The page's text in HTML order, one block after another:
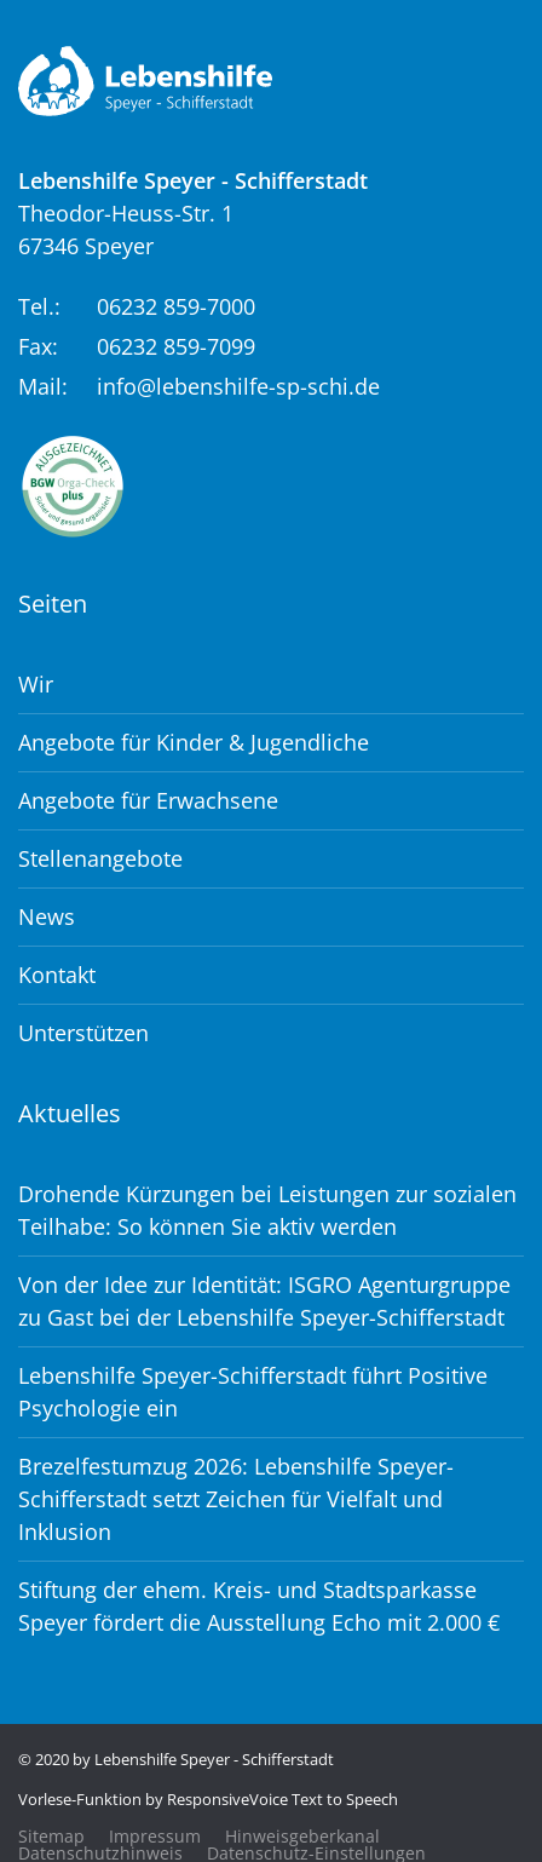
Lebenshilfe Speyer - Schifferstadt
Theodor-Heuss-Str. 1
67346 Speyer
Tel.:
06232 859-7000
Fax:
06232 859-7099
Mail:
info@lebenshilfe-sp-schi.de
Seiten
Wir
Angebote für Kinder & Jugendliche
Angebote für Erwachsene
Stellenangebote
News
Kontakt
Unterstützen
Aktuelles
Drohende Kürzungen bei Leistungen zur sozialen
Teilhabe: So können Sie aktiv werden
Von der Idee zur Identität: ISGRO Agenturgruppe
zu Gast bei der Lebenshilfe Speyer-Schifferstadt
Lebenshilfe Speyer-Schifferstadt führt Positive
Psychologie ein
Brezelfestumzug 2026: Lebenshilfe Speyer-
Schifferstadt setzt Zeichen für Vielfalt und
Inklusion
Stiftung der ehem. Kreis- und Stadtsparkasse
Speyer fördert die Ausstellung Echo mit 2.000 €
© 2020 by Lebenshilfe Speyer - Schifferstadt
Vorlese-Funktion by ResponsiveVoice Text to Speech
Sitemap Impressum Hinweisgeberkanal
Datenschutzhinweis Datenschutz-Einstellungen